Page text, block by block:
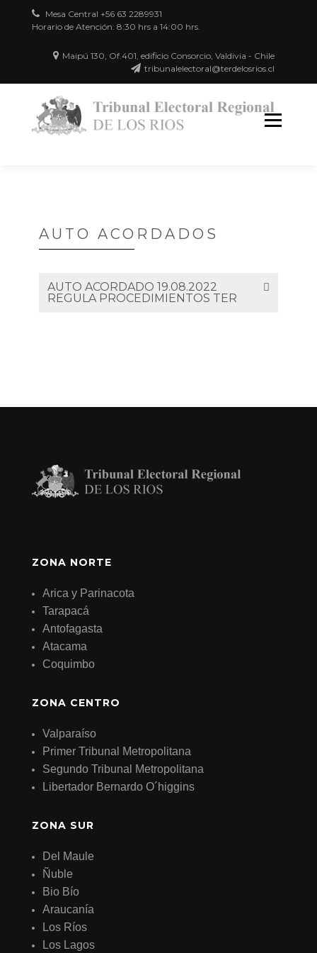
Mesa Central +56 63 2289931
Horario de Atención: 8:30 hrs a 14:00 hrs.
Maipú 130, Of.401, edificio Consorcio, Valdivia - Chile
tribunalelectoral@terdelosrios.cl
AUTO ACORDADOS
AUTO ACORDADO 19.08.2022
REGULA PROCEDIMIENTOS TER
ZONA NORTE
Arica y Parinacota
Tarapacá
Antofagasta
Atacama
Coquimbo
ZONA CENTRO
Valparaíso
Primer Tribunal Metropolitana
Segundo Tribunal Metropolitana
Libertador Bernardo O´higgins
ZONA SUR
Del Maule
Ñuble
Bio Bío
Araucanía
Los Ríos
Los Lagos